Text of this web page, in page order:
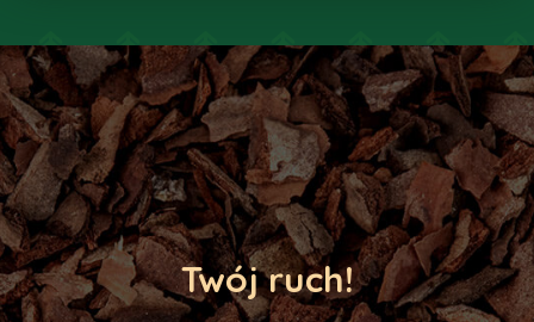
Twój ruch!